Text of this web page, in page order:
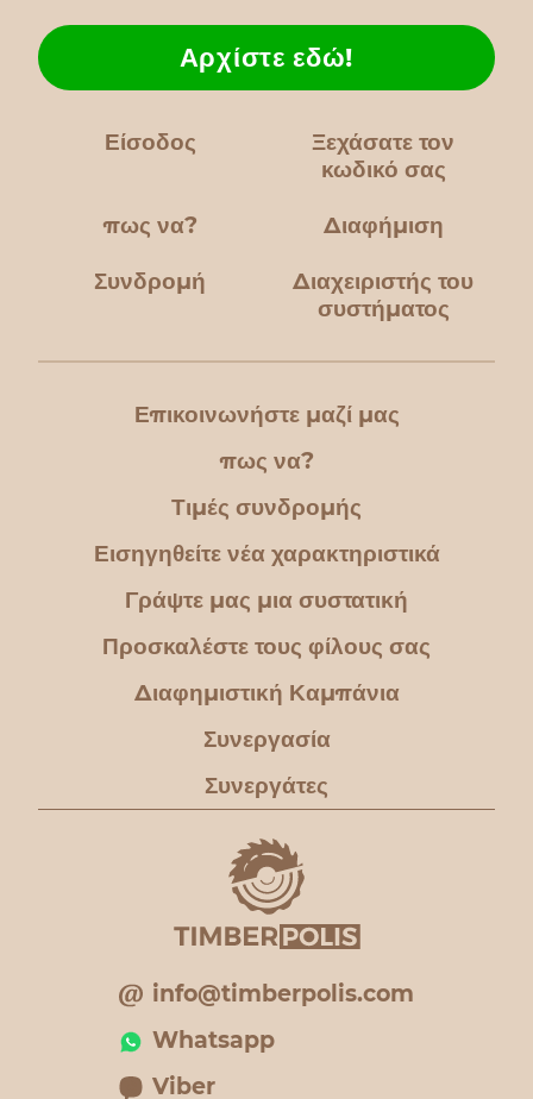
Είσοδος
Ξεχάσατε τον
κωδικό σας
πως να?
Αρχίστε εδώ!
Διαφήμιση
Συνδρομή
Διαχειριστής του
συστήματος
Επικοινωνήστε μαζί μας
πως να?
Τιμές συνδρομής
Εισηγηθείτε νέα χαρακτηριστικά
Γράψτε μας μια συστατική
Προσκαλέστε τους φίλους σας
Διαφημιστική Καμπάνια
Συνεργασία
Συνεργάτες
info@timberpolis.com
Whatsapp
Viber